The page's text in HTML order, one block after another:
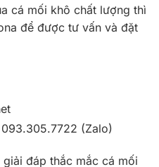
cá mối khô chất lượng thì
để được tư vấn và đặt
(Zalo)
đáp thắc mắc cá mối